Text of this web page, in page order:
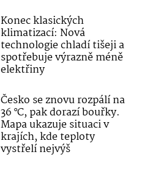
Konec klasických
klimatizací: Nová
technologie chladí tišeji a
spotřebuje výrazně méně
elektřiny
Česko se znovu rozpálí na
36 °C, pak dorazí bouřky.
Mapa ukazuje situaci v
krajích, kde teploty
vystřelí nejvýš